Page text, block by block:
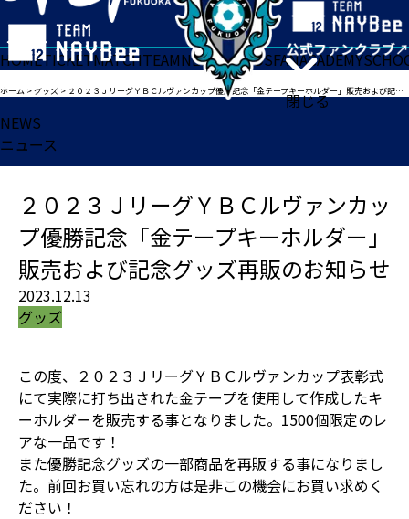
閉じる
HOMETICKETMATCHTEAMNEWSGOODSFANACADEMY
ホーム >グッズ > ２０２３ＪリーグＹＢＣルヴァンカップ優勝記念「金テープキーホルダー」販売および記念グッズ再販のお知らせ
NEWS
ニュース
２０２３ＪリーグＹＢＣルヴァンカッ
プ優勝記念「金テープキーホルダー」
販売および記念グッズ再販のお知らせ
2023.12.13
グッズ
この度、２０２３ＪリーグＹＢＣルヴァンカップ表彰式
にて実際に打ち出された金テープを使用して作成したキ
ーホルダーを販売する事となりました。1500個限定のレ
アな一品です！
また優勝記念グッズの一部商品を再販する事になりまし
た。前回お買い忘れの方は是非この機会にお買い求めく
ださい！